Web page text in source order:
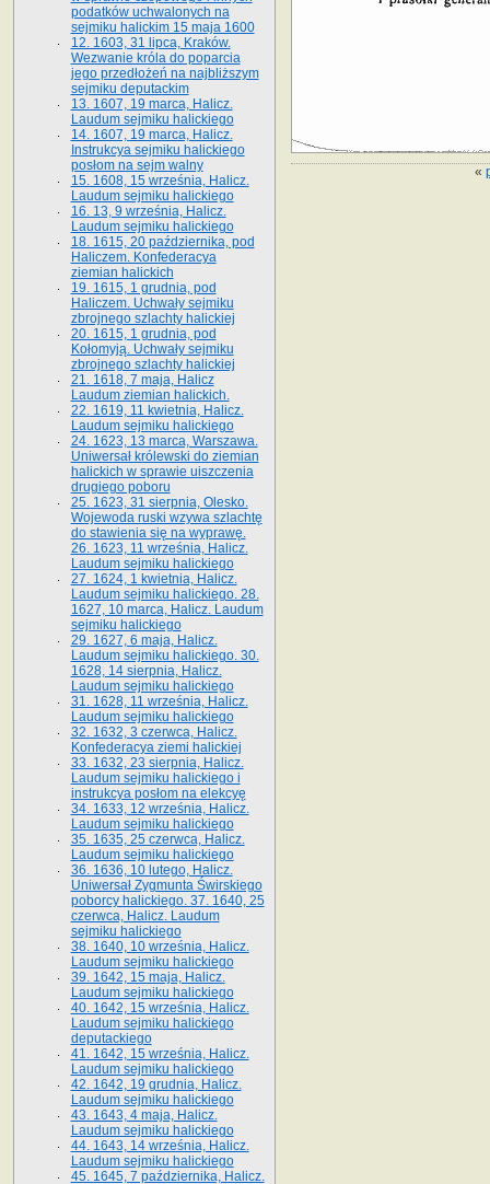
«
podatków uchwalonych na
sejmiku halickim 15 maja 1600
12. 1603, 31 lipca, Kraków.
Wezwanie króla do poparcia
jego przedłożeń na najbliższym
sejmiku deputackim
13. 1607, 19 marca, Halicz.
Laudum sejmiku halickiego
14. 1607, 19 marca, Halicz.
Instrukcya sejmiku halickiego
posłom na sejm walny
15. 1608, 15 września, Halicz.
Laudum sejmiku halickiego
16. 13, 9 września, Halicz.
Laudum sejmiku halickiego
18. 1615, 20 października, pod
Haliczem. Konfederacya
ziemian halickich
19. 1615, 1 grudnia, pod
Haliczem. Uchwały sejmiku
zbrojnego szlachty halickiej
20. 1615, 1 grudnia, pod
Kołomyją. Uchwały sejmiku
zbrojnego szlachty halickiej
21. 1618, 7 maja, Halicz
Laudum ziemian halickich.
22. 1619, 11 kwietnia, Halicz.
Laudum sejmiku halickiego
24. 1623, 13 marca, Warszawa.
Uniwersał królewski do ziemian
halickich w sprawie uiszczenia
drugiego poboru
25. 1623, 31 sierpnia, Olesko.
Wojewoda ruski wzywa szlachtę
do stawienia się na wyprawę.
26. 1623, 11 września, Halicz.
Laudum sejmiku halickiego
27. 1624, 1 kwietnia, Halicz.
Laudum sejmiku halickiego. 28.
1627, 10 marca, Halicz. Laudum
sejmiku halickiego
29. 1627, 6 maja, Halicz.
Laudum sejmiku halickiego. 30.
1628, 14 sierpnia, Halicz.
Laudum sejmiku halickiego
31. 1628, 11 września, Halicz.
Laudum sejmiku halickiego
32. 1632, 3 czerwca, Halicz.
Konfederacya ziemi halickiej
33. 1632, 23 sierpnia, Halicz.
Laudum sejmiku halickiego i
instrukcya posłom na elekcyę
34. 1633, 12 września, Halicz.
Laudum sejmiku halickiego
35. 1635, 25 czerwca, Halicz.
Laudum sejmiku halickiego
36. 1636, 10 lutego, Halicz.
Uniwersał Zygmunta Świrskiego
poborcy halickiego. 37. 1640, 25
czerwca, Halicz. Laudum
sejmiku halickiego
38. 1640, 10 września, Halicz.
Laudum sejmiku halickiego
39. 1642, 15 maja, Halicz.
Laudum sejmiku halickiego
40. 1642, 15 września, Halicz.
Laudum sejmiku halickiego
deputackiego
41. 1642, 15 września, Halicz.
Laudum sejmiku halickiego
42. 1642, 19 grudnia, Halicz.
Laudum sejmiku halickiego
43. 1643, 4 maja, Halicz.
Laudum sejmiku halickiego
44. 1643, 14 września, Halicz.
Laudum sejmiku halickiego
45. 1645, 7 października, Halicz.